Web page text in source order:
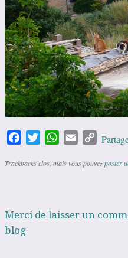
FacebookTwitterWhatsApp
Email Copy
Trackbacks clos, mais vous pouvezposter
Merci de laisser un
blog